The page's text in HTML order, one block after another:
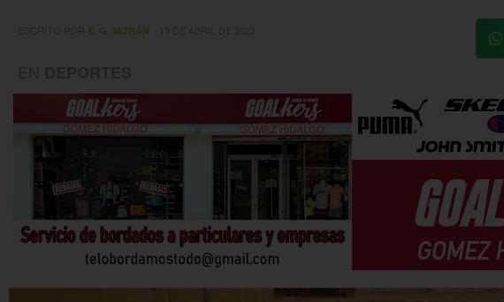
E. G. MORÁN